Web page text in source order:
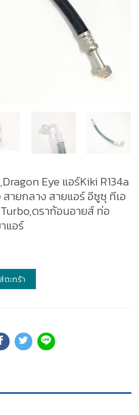
Eye แอร์Kiki R134a
ายกลาง สายแอร์ อีซูซุ ทีเอ
ดราก้อนอายส์ ท่อ
แอร์
ตะกร้า